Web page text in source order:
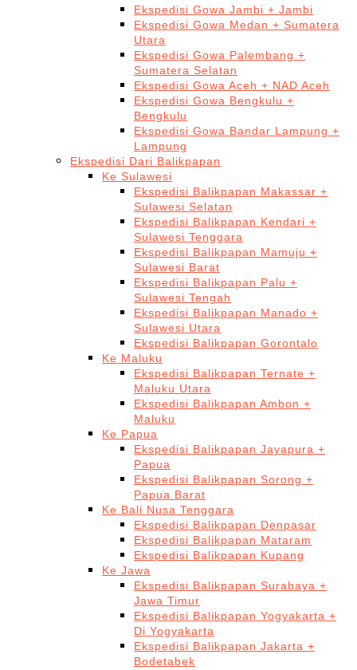
Ekspedisi Gowa Jambi + Jambi
Ekspedisi Gowa Medan + Sumatera
Utara
Ekspedisi Gowa Palembang +
Sumatera Selatan
Ekspedisi Gowa Aceh + NAD Aceh
Ekspedisi Gowa Bengkulu +
Bengkulu
Ekspedisi Gowa Bandar Lampung +
Lampung
Ekspedisi Dari Balikpapan
Ke Sulawesi
Ekspedisi Balikpapan Makassar +
Sulawesi Selatan
Ekspedisi Balikpapan Kendari +
Sulawesi Tenggara
Ekspedisi Balikpapan Mamuju +
Sulawesi Barat
Ekspedisi Balikpapan Palu +
Sulawesi Tengah
Ekspedisi Balikpapan Manado +
Sulawesi Utara
Ekspedisi Balikpapan Gorontalo
Ke Maluku
Ekspedisi Balikpapan Ternate +
Maluku Utara
Ekspedisi Balikpapan Ambon +
Maluku
Ke Papua
Ekspedisi Balikpapan Jayapura +
Papua
Ekspedisi Balikpapan Sorong +
Papua Barat
Ke Bali Nusa Tenggara
Ekspedisi Balikpapan Denpasar
Ekspedisi Balikpapan Mataram
Ekspedisi Balikpapan Kupang
Ke Jawa
Ekspedisi Balikpapan Surabaya +
Jawa Timur
Ekspedisi Balikpapan Yogyakarta +
Di Yogyakarta
Ekspedisi Balikpapan Jakarta +
Bodetabek